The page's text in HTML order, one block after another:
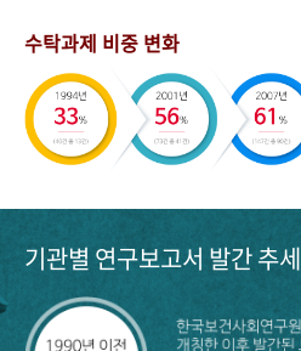
수탁과제 비중 변화
기관별 연구보고서 발간 추세